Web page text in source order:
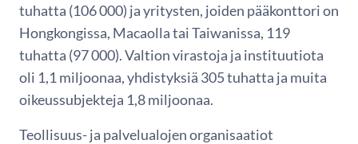
tuhatta (106 000) ja yritysten, joiden pääkonttori on
Hongkongissa, Macaolla tai Taiwanissa, 119
tuhatta (97 000). Valtion virastoja ja instituutiota
oli 1,1 miljoonaa, yhdistyksiä 305 tuhatta ja muita
oikeussubjekteja 1,8 miljoonaa.
Teollisuus- ja palvelualojen organisaatiot